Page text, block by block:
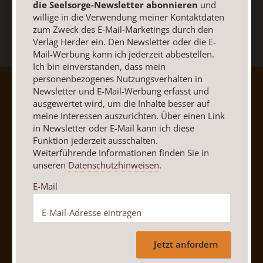
AGB und Widerrufsbelehrung
Datenschutz
Barrierefreiheit
Impressum
Vertrag widerrufen Abo online kündigen
die Seelsorge-Newsletter abonnieren und
willige in die Verwendung meiner Kontaktdaten
zum Zweck des E-Mail-Marketings durch den
Verlag Herder ein. Den Newsletter oder die E-
Mail-Werbung kann ich jederzeit abbestellen.
Ich bin einverstanden, dass mein
personenbezogenes Nutzungsverhalten in
Newsletter und E-Mail-Werbung erfasst und
ausgewertet wird, um die Inhalte besser auf
meine Interessen auszurichten. Über einen Link
in Newsletter oder E-Mail kann ich diese
Funktion jederzeit ausschalten.
Weiterführende Informationen finden Sie in
unseren Datenschutzhinweisen.
E-Mail
Jetzt anfordern